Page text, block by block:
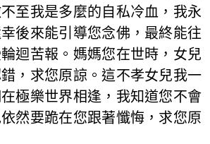
至我是多麼的自私冷血，我永
後來能引導您念佛，最終能往
迴苦報。媽媽您在世時，女兒
，求您原諒。這不孝女兒我一
極樂世界相逢，我知道您不會
然要跪在您跟著懺悔，求您原